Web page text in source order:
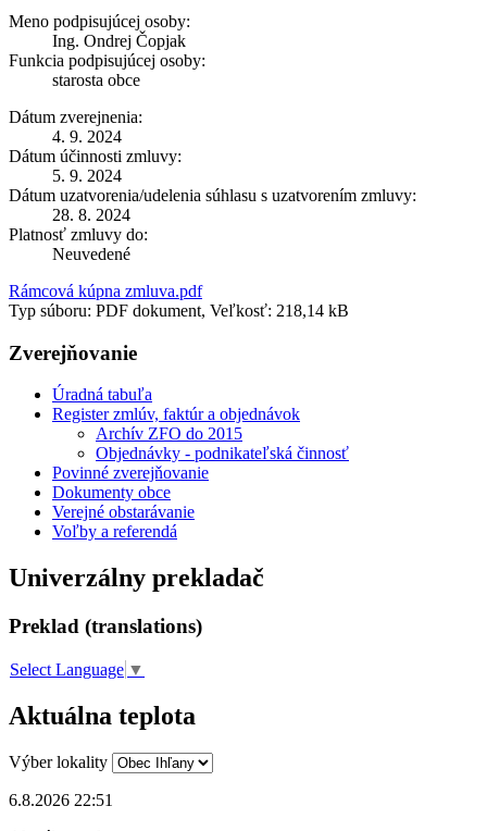
Meno podpisujúcej osoby:
Ing. Ondrej Čopjak
Funkcia podpisujúcej osoby:
starosta obce
Dátum zverejnenia:
4. 9. 2024
Dátum účinnosti zmluvy:
5. 9. 2024
Dátum uzatvorenia/udelenia súhlasu s uzatvorením zmluvy:
28. 8. 2024
Platnosť zmluvy do:
Neuvedené
Rámcová kúpna zmluva.pdf
Typ súboru: PDF dokument, Veľkosť: 218,14 kB
Zverejňovanie
Úradná tabuľa
Register zmlúv, faktúr a objednávok
Archív ZFO do 2015
Objednávky - podnikateľská činnosť
Povinné zverejňovanie
Dokumenty obce
Verejné obstarávanie
Voľby a referendá
Univerzálny prekladač
Preklad (translations)
Select Language ▼
Aktuálna teplota
Výber lokality
6.8.2026 22:51